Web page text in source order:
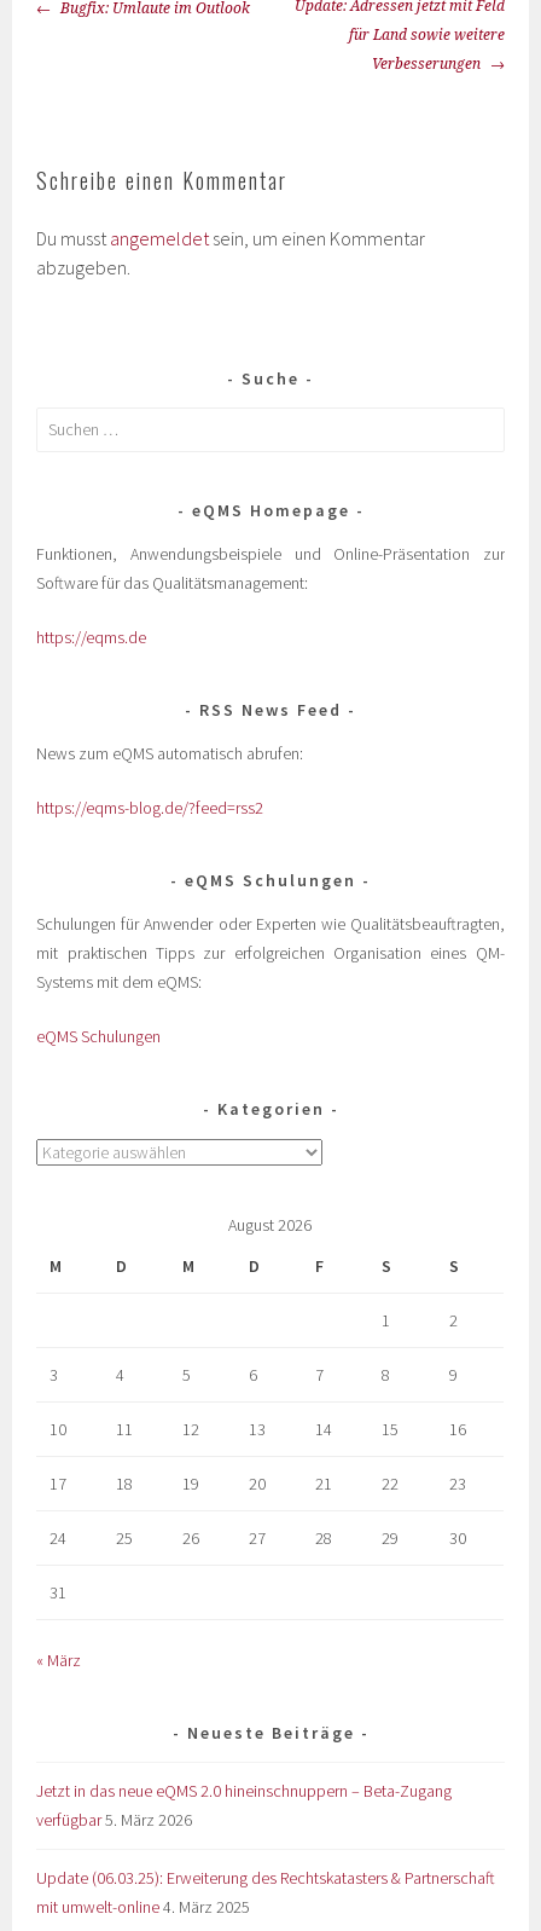
Bugfix: Umlaute im Outlook
Update: Adressen jetzt mit Feld
für Land sowie weitere
Verbesserungen
Schreibe einen Kommentar
Du musst angemeldet sein, um einen Kommentar
abzugeben.
Suche
eQMS Homepage
Funktionen, Anwendungsbeispiele und Online-Präsentation zur
Software für das Qualitätsmanagement:
https://eqms.de
RSS News Feed
News zum eQMS automatisch abrufen:
https://eqms-blog.de/?feed=rss2
eQMS Schulungen
Schulungen für Anwender oder Experten wie Qualitätsbeauftragten,
mit praktischen Tipps zur erfolgreichen Organisation eines QM-
Systems mit dem eQMS:
eQMS Schulungen
Kategorien
August 2026
M
D M D F S S
1 2
3 4 5 6 7 8 9
10 11 12 13 14 15 16
17 18 19 20 21 22 23
24 25 26 27 28 29 30
31
« März
Neueste Beiträge
Jetzt in das neue eQMS 2.0 hineinschnuppern – Beta-Zugang
verfügbar5. März 2026
Update (06.03.25): Erweiterung des Rechtskatasters & Partnerschaft
mit umwelt-online4. März 2025